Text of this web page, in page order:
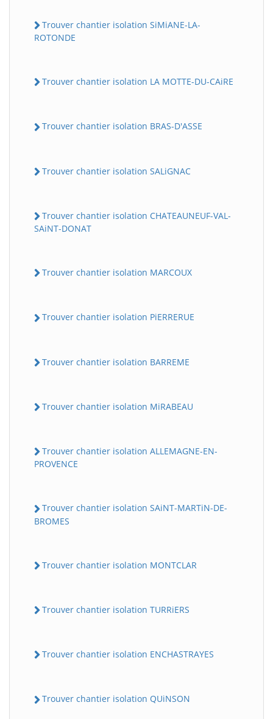
Trouver chantier isolation SiMiANE-LA-
ROTONDE
Trouver chantier isolation LA MOTTE-DU-CAiRE
Trouver chantier isolation BRAS-D'ASSE
Trouver chantier isolation SALiGNAC
Trouver chantier isolation CHATEAUNEUF-VAL-
SAiNT-DONAT
Trouver chantier isolation MARCOUX
Trouver chantier isolation PiERRERUE
Trouver chantier isolation BARREME
Trouver chantier isolation MiRABEAU
Trouver chantier isolation ALLEMAGNE-EN-
PROVENCE
Trouver chantier isolation SAiNT-MARTiN-DE-
BROMES
Trouver chantier isolation MONTCLAR
Trouver chantier isolation TURRiERS
Trouver chantier isolation ENCHASTRAYES
Trouver chantier isolation QUiNSON